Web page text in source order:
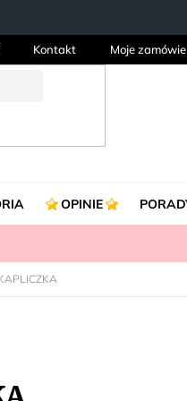
Kontakt Moje
OPINIE